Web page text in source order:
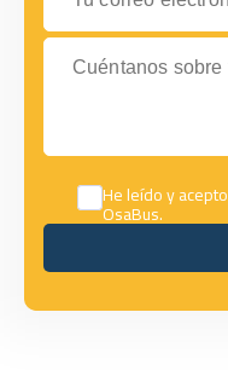
Cuéntanos sobre tus
He leído y
OsaBus.